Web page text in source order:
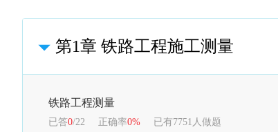
第1章 铁路工程施工测量
铁路工程测量
已答0/22 正确率0% 已有7751人做题